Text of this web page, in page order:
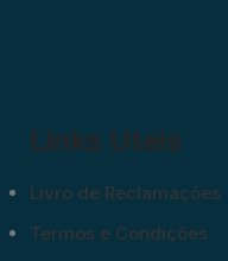
Links Uteis
Livro de Reclamações
Termos e Condições